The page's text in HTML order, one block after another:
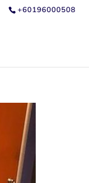
+60196000508